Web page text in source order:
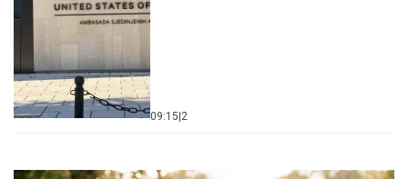
09:15 2